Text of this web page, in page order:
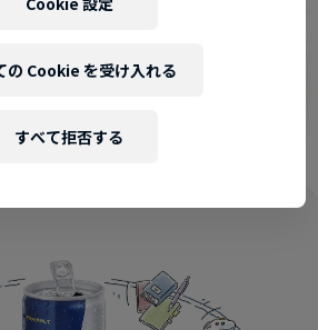
すべて拒否する
の Cookie を受け入れる